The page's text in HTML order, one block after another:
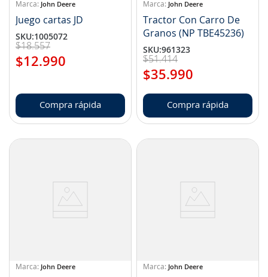
John Deere
Juego cartas JD
SKU:1005072
$18.557
$12.990
Compra rápida
John Deere
Tractor Con Carro De
Granos (NP TBE45236)
SKU:961323
$51.414
$35.990
Compra rápida
John Deere John Deere